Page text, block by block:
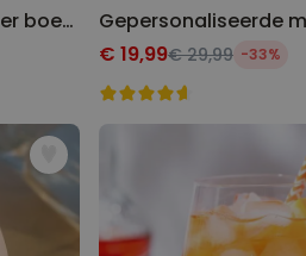
Gepersonaliseerde poster boeket bloemen met handafdruk
€ 19,99€ 29,99 -33%